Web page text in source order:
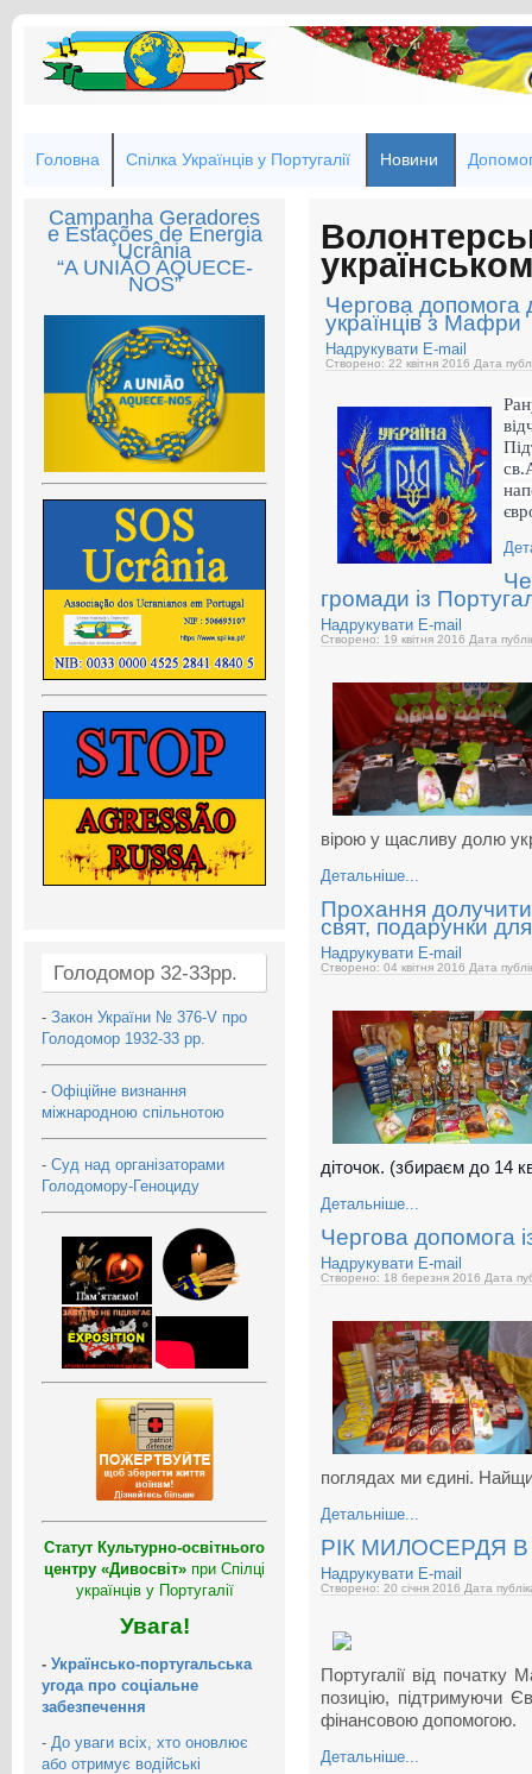
Головна Спілка Українців у Португалії Новини
Campanha Geradores
e Estações de Energia
Ucrânia
“A UNIÃO AQUECE-
NOS”
Голодомор 32-33рр.
- Закон України № 376-V про
Голодомор 1932-33 рр.
- Офіційне визнання
міжнародною спільнотою
- Суд над організаторами
Голодомору-Геноциду
Статут Культурно-освітнього
центру «Дивосвіт» при Спілці
українців у Португалії
Увага!
- Українсько-португальська
угода про соціальне
забезпечення
- До уваги всіх, хто оновлює
або отримує водійські
Чергова допомога
українців з Мафри
Надрукувати E-mail
Створено: 22 квітня 2016 Дата
громади із
Надрукувати E-mail
Створено: 19 квітня 2016 Дата
вірою у щасливу долю
Детальніше...
Прохання
свят, подарунки
Надрукувати E-mail
Створено: 04 квітня 2016 Дата
діточок. (збираєм до 14
Детальніше...
Чергова допомога
Надрукувати E-mail
Створено: 18 березня 2016 Дата
поглядах ми єдині.
Детальніше...
РІК МИЛОСЕРДЯ
Надрукувати E-mail
Створено: 20 січня 2016 Дата
Португалії від початку
позицію, підтримуючи
фінансовою допомогою.
Детальніше...